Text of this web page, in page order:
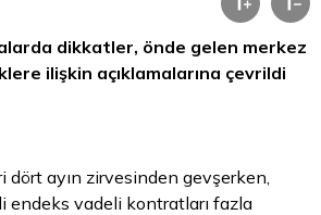
dikkatler, önde gelen merkez
ilişkin açıklamalarına çevrildi
ayın zirvesinden gevşerken,
endeks vadeli kontratları fazla